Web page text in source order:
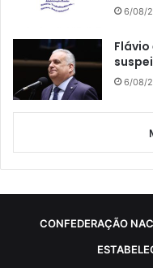
6/08/
6/08/
CONFEDERAÇÃO